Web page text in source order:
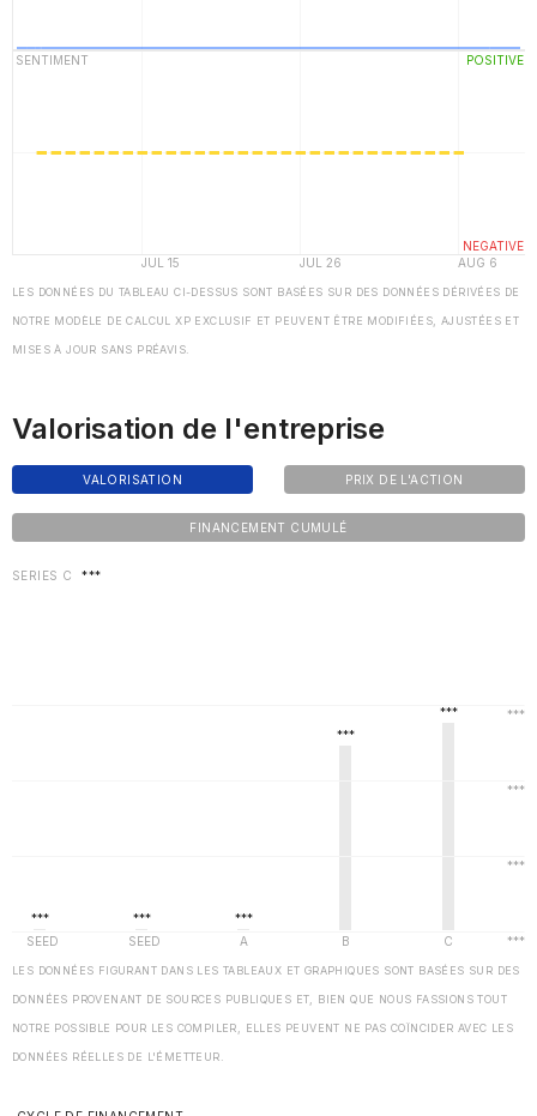
LES DONNÉES DU TABLEAU CI-DESSUS SONT BASÉES SUR DES DONNÉES DÉRIVÉES DE
NOTRE MODÈLE DE CALCUL XP EXCLUSIF ET PEUVENT ÊTRE MODIFIÉES, AJUSTÉES ET
MISES À JOUR SANS PRÉAVIS.
Valorisation de l'entreprise
VALORISATION PRIX DE L'ACTION
FINANCEMENT CUMULÉ
SERIES C ***
LES DONNÉES FIGURANT DANS LES TABLEAUX ET GRAPHIQUES SONT BASÉES SUR DES
DONNÉES PROVENANT DE SOURCES PUBLIQUES ET, BIEN QUE NOUS FASSIONS TOUT
NOTRE POSSIBLE POUR LES COMPILER, ELLES PEUVENT NE PAS COÏNCIDER AVEC LES
DONNÉES RÉELLES DE L'ÉMETTEUR.